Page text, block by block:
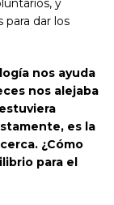
y
dar los
nos ayuda
nos alejaba
es la
¿Cómo
para el